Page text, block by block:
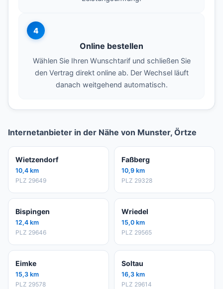
4
Online bestellen
Wählen Sie Ihren Wunschtarif und schließen Sie
den Vertrag direkt online ab. Der Wechsel läuft
danach weitgehend automatisch.
Internetanbieter in der Nähe von Munster, Örtze
Wietzendorf
10,4 km
PLZ 29649
Faßberg
10,9 km
PLZ 29328
Bispingen
12,4 km
PLZ 29646
Wriedel
15,0 km
PLZ 29565
Eimke
15,3 km
PLZ 29578
Soltau
16,3 km
PLZ 29614